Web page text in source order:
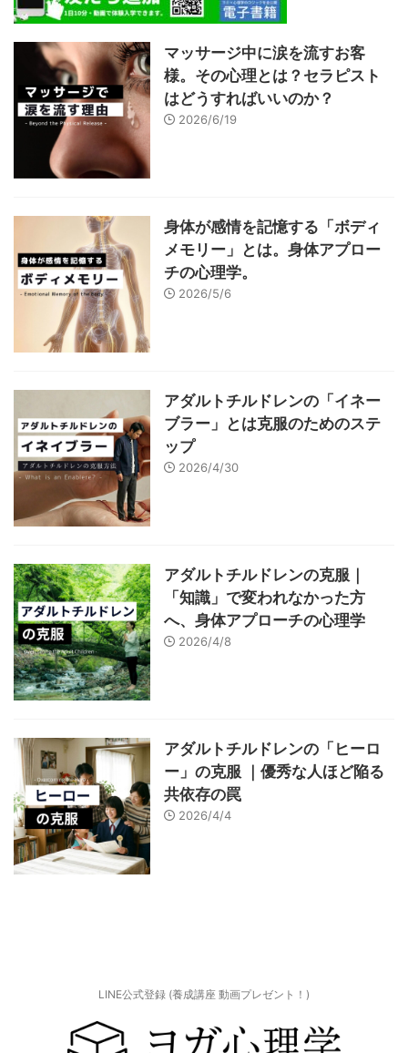
マッサージ中に涙を流すお客
様。その心理とは？セラピスト
はどうすればいいのか？
2026/6/19
身体が感情を記憶する「ボディ
メモリー」とは。身体アプロー
チの心理学。
2026/5/6
アダルトチルドレンの「イネー
ブラー」とは克服のためのステ
ップ
2026/4/30
アダルトチルドレンの克服｜
「知識」で変われなかった方
へ、身体アプローチの心理学
2026/4/8
アダルトチルドレンの「ヒーロ
ー」の克服 ｜優秀な人ほど陥る
共依存の罠
2026/4/4
LINE公式登録 (養成講座 動画プレゼント！)